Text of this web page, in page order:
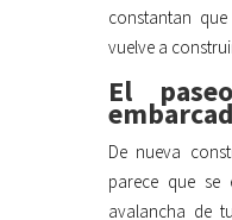
constantan
vuelve a
El
De nueva
parece que se
avalancha de